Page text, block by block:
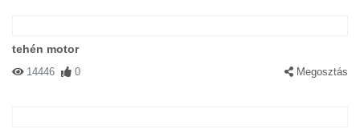
tehén motor
14446 0 Megosztás